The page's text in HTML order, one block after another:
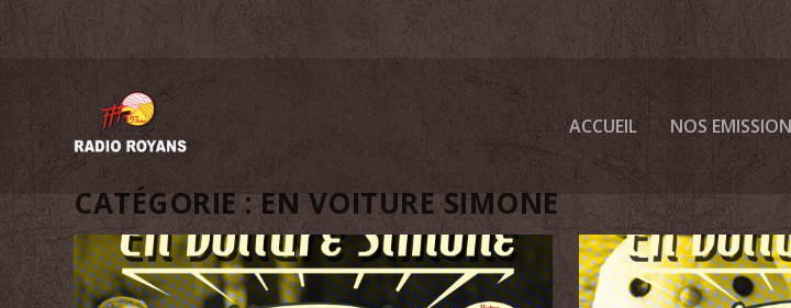
ACCUEIL NOS
CATÉGORIE : EN VOITURE SIMONE